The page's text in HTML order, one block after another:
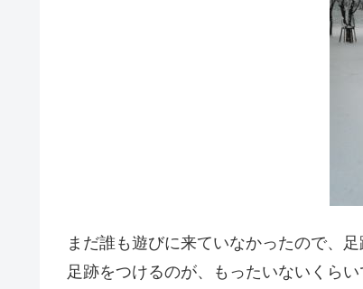
まだ誰も遊びに来ていなかったので、足
足跡をつけるのが、もったいないくら